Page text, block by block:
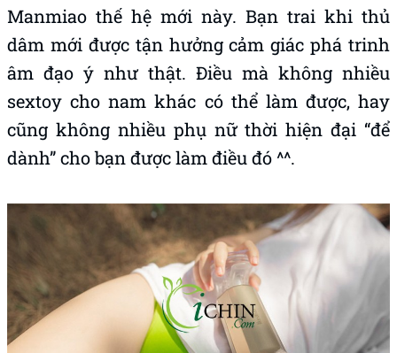
Manmiao thế hệ mới này. Bạn trai khi thủ
dâm mới được tận hưởng cảm giác phá trinh
âm đạo ý như thật. Điều mà không nhiều
sextoy cho nam khác có thể làm được, hay
cũng không nhiều phụ nữ thời hiện đại “để
dành” cho bạn được làm điều đó ^^.